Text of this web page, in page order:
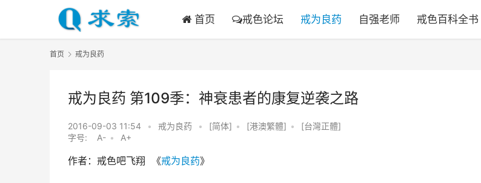
首页 戒色论坛 戒为良药 自强老师 戒色百科全书
首页 戒为良药
戒为良药 第109季：神衰患者的康复逆袭之路
2016-09-03 11:54 • 戒为良药 • [简体] • [港澳繁體] •
[台灣正體]
字号:
A- • A+
作者：戒色吧飞翔  《戒为良药》